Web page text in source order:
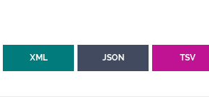
XML JSON TSV